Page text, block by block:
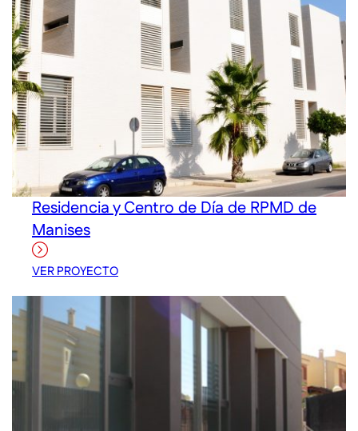
Residencia y Centro de Día de RPMD de
Manises
VER PROYECTO